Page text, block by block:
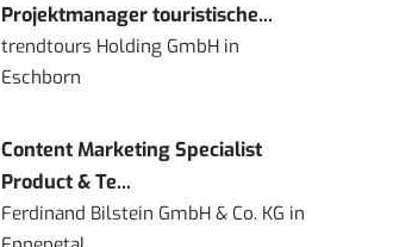
Projektmanager touristische...
trendtours Holding GmbH in
Eschborn
Content Marketing Specialist
Product & Te...
Ferdinand Bilstein GmbH & Co. KG in